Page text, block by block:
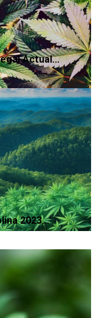
Actual...
2023...